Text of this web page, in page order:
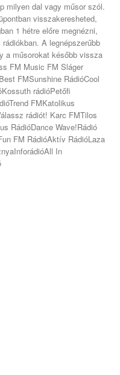
milyen dal vagy műsor szól.
visszakeresheted,
1 hétre előre megnézni,
A legnépszerűbb
a műsorokat később vissza
FM Music FM Sláger
FMSunshine RádióCool
rádióPetőfi
FMKatolikus
rádiót! Karc FMTilos
RádióDance Wave!Rádió
FM RádióAktív RádióLaza
In